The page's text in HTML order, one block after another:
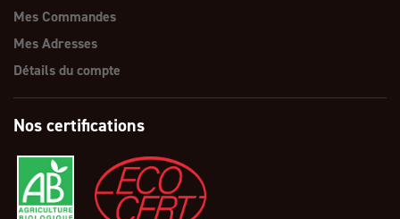
Mes Commandes
Mes Adresses
Détails du compte
Nos certifications